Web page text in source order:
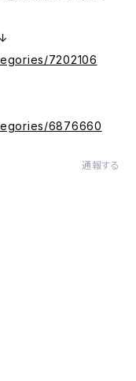
7202106
6876660
通報する